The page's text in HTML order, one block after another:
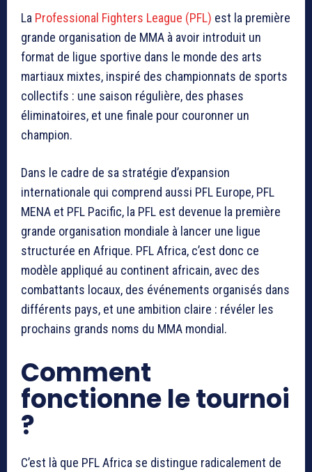
La Professional Fighters League (PFL) est la première
grande organisation de MMA à avoir introduit un
format de ligue sportive dans le monde des arts
martiaux mixtes, inspiré des championnats de sports
collectifs : une saison régulière, des phases
éliminatoires, et une finale pour couronner un
champion.
Dans le cadre de sa stratégie d’expansion
internationale qui comprend aussi PFL Europe, PFL
MENA et PFL Pacific, la PFL est devenue la première
grande organisation mondiale à lancer une ligue
structurée en Afrique. PFL Africa, c’est donc ce
modèle appliqué au continent africain, avec des
combattants locaux, des événements organisés dans
différents pays, et une ambition claire : révéler les
prochains grands noms du MMA mondial.
Comment
fonctionne le tournoi
?
C’est là que PFL Africa se distingue radicalement de